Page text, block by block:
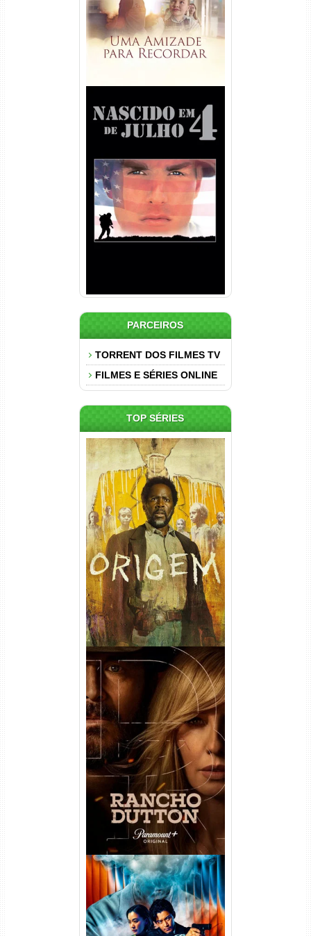
Nascido em 4 de Julho
Torrent (1989) WEB-DL 1080p
Dual Áudio
PARCEIROS
TORRENT DOS FILMES TV
FILMES E SÉRIES ONLINE
TOP SÉRIES
Origem 4ª Temporada Torrent
(2026) WEB-DL 1080p/4K
Dual Áudio
Rancho Dutton 1ª
Temporada Torrent (2026)
WEB-DL 1080p Dual Áudio